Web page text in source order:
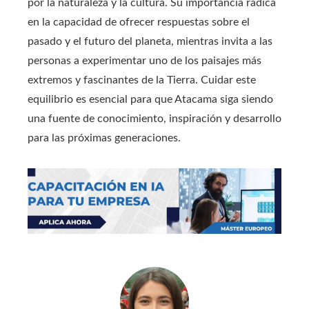
por la naturaleza y la cultura. Su importancia radica
en la capacidad de ofrecer respuestas sobre el
pasado y el futuro del planeta, mientras invita a las
personas a experimentar uno de los paisajes más
extremos y fascinantes de la Tierra. Cuidar este
equilibrio es esencial para que Atacama siga siendo
una fuente de conocimiento, inspiración y desarrollo
para las próximas generaciones.